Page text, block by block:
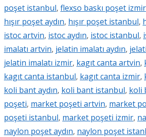
poşet istanbul, flexso baskı poşet izmir
hışır poşet aydın, hışır poşet istanbul,
istoc artvin, istoc aydın, istoc istanbul,
imalatı artvin, jelatin imalatı aydın,
jelatin imalatı izmir, kagıt canta artvin,
kagıt canta istanbul, kagıt canta izmir,
koli bant aydın, koli bant istanbul, koli
poşeti, market poşeti artvin, market
poşeti istanbul, market poşeti izmir,
naylon poşet aydın, naylon poşet